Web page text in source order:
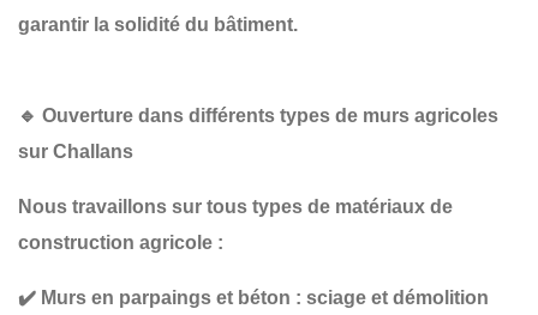
garantir la solidité du bâtiment.
🔹 Ouverture dans différents types de murs agricoles
sur Challans
Nous travaillons sur tous types de matériaux de
construction agricole :
✔️ Murs en parpaings et béton : sciage et démolition